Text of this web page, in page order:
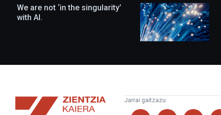
We are not ‘in the singularity’
with AI.
Zientzia
Kaiera
Jarrai gaitzazu: